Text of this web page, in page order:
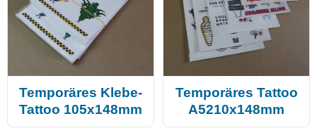
Temporäres Klebe-
Tattoo 105x148mm
Temporäres Tattoo
A5210x148mm